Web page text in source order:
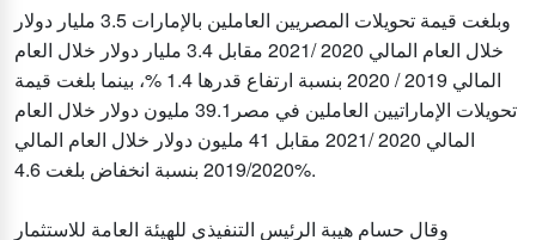
وبلغت قيمة تحويلات المصريين العاملين بالإمارات 3.5 مليار دولار
خلال العام المالي 2020 /2021 مقابل 3.4 مليار دولار خلال العام
المالي 2019 / 2020 بنسبة ارتفاع قدرها 1.4 %، بينما بلغت قيمة
تحويلات الإماراتيين العاملين في مصر39.1 مليون دولار خلال العام
المالي 2020 /2021 مقابل 41 مليون دولار خلال العام المالي
2019/2020 بنسبة انخفاض بلغت 4.6%.
وقال حسام هيبة الرئيس التنفيذي للهيئة العامة للاستثمار